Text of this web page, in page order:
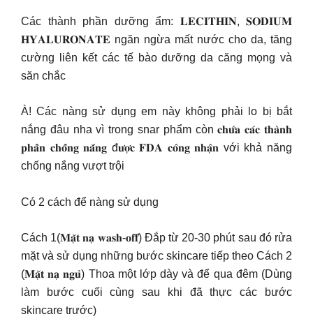
Các thành phần dưỡng ẩm: 𝐋𝐄𝐂𝐈𝐓𝐇𝐈𝐍, 𝐒𝐎𝐃𝐈𝐔𝐌
𝐇𝐘𝐀𝐋𝐔𝐑𝐎𝐍𝐀𝐓𝐄 ngăn ngừa mất nước cho da, tăng
cường liên kết các tế bào dưỡng da căng mọng và
săn chắc
À! Các nàng sử dụng em này không phải lo bị bắt
nắng đâu nha vì trong snar phẩm còn 𝐜𝐡𝐮̛́𝐚 𝐜𝐚́𝐜 𝐭𝐡𝐚̀𝐧𝐡
𝐩𝐡𝐚̂̀𝐧 𝐜𝐡𝐨̂́𝐧𝐠 𝐧𝐚̆́𝐧𝐠 đ𝐮̛𝐨̛̣𝐜 𝐅𝐃𝐀 𝐜𝐨̂𝐧𝐠 𝐧𝐡𝐚̣̂𝐧 với khả năng
chống nắng vượt trội
Có 2 cách để nàng sử dụng
Cách 1(𝐌𝐚̣̆𝐭 𝐧𝐚̣ 𝐰𝐚𝐬𝐡-𝐨𝐟𝐟) Đắp từ 20-30 phút sau đó rửa
mặt và sử dụng những bước skincare tiếp theo Cách 2
(𝐌𝐚̣̆𝐭 𝐧𝐚̣ 𝐧𝐠𝐮̉) Thoa một lớp dày và để qua đêm (Dùng
làm bước cuối cùng sau khi đã thực các bước
skincare trước)